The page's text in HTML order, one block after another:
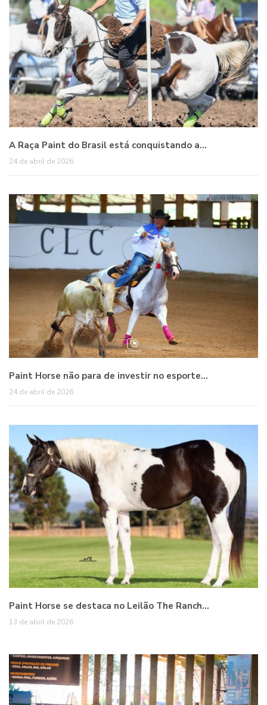
A Raça Paint do Brasil está conquistando a…
24 de abril de 2026
Paint Horse não para de investir no esporte…
24 de abril de 2026
Paint Horse se destaca no Leilão The Ranch…
13 de abril de 2026